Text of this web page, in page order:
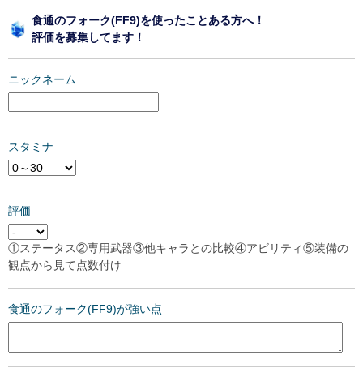
食通のフォーク(FF9)を使ったことある方へ！
評価を募集してます！
ニックネーム
スタミナ
評価
①ステータス②専用武器③他キャラとの比較④アビリティ⑤装備の
観点から見て点数付け
食通のフォーク(FF9)が強い点